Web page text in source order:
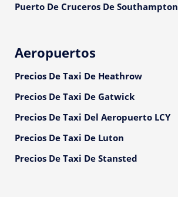
Puerto De Cruceros De Southampton
Aeropuertos
Precios De Taxi De Heathrow
Precios De Taxi De Gatwick
Precios De Taxi Del Aeropuerto LCY
Precios De Taxi De Luton
Precios De Taxi De Stansted